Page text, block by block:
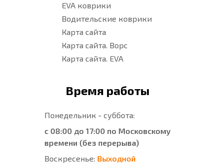
EVA коврики
Водительские коврики
Карта сайта
Карта сайта. Ворс
Карта сайта. EVA
Время работы
Понедельник - суббота:
с 08:00 до 17:00 по Московскому
времени (без перерыва)
Воскресенье: Выходной